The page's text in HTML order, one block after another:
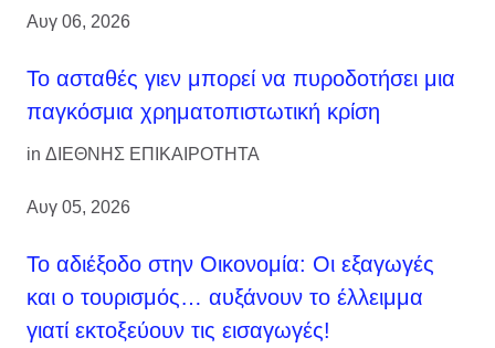
Αυγ 06, 2026
Το ασταθές γιεν μπορεί να πυροδοτήσει μια
παγκόσμια χρηματοπιστωτική κρίση
in ΔΙΕΘΝΗΣ ΕΠΙΚΑΙΡΟΤΗΤΑ
Αυγ 05, 2026
Το αδιέξοδο στην Οικονομία: Οι εξαγωγές
και ο τουρισμός… αυξάνουν το έλλειμμα
γιατί εκτοξεύουν τις εισαγωγές!